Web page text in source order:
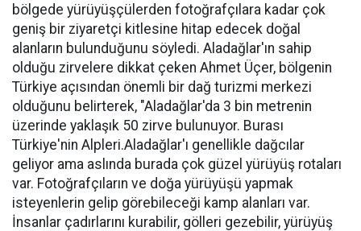
bölgede yürüyüşçülerden fotoğrafçılara kadar çok
geniş bir ziyaretçi kitlesine hitap edecek doğal
alanların bulunduğunu söyledi. Aladağlar'ın sahip
olduğu zirvelere dikkat çeken Ahmet Üçer, bölgenin
Türkiye açısından önemli bir dağ turizmi merkezi
olduğunu belirterek, "Aladağlar'da 3 bin metrenin
üzerinde yaklaşık 50 zirve bulunuyor. Burası
Türkiye'nin Alpleri.Aladağlar'ı genellikle dağcılar
geliyor ama aslında burada çok güzel yürüyüş rotaları
var. Fotoğrafçıların ve doğa yürüyüşü yapmak
isteyenlerin gelip görebileceği kamp alanları var.
İnsanlar çadırlarını kurabilir, gölleri gezebilir, yürüyüş